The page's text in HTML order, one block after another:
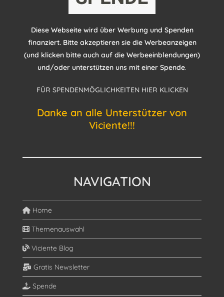
Diese Webseite wird über Werbung und Spenden
finanziert. Bitte akzeptieren sie die Werbeanzeigen
(und klicken bitte auch auf die Werbeeinblendungen)
und/oder unterstützen uns mit einer Spende.
FÜR SPENDENMÖGLICHKEITEN HIER KLICKEN
Danke an alle Unterstützer von
Viciente!!!
NAVIGATION
Home
Themenauswahl
Viciente Blog
Gratis Newsletter
Spende